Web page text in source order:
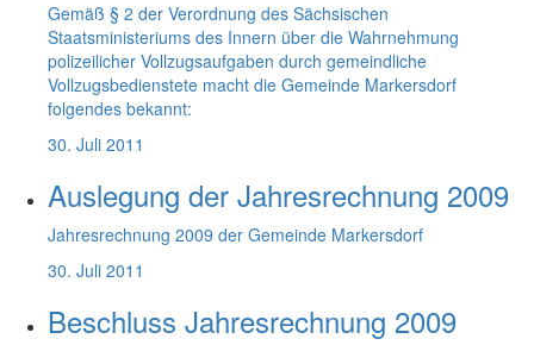
Gemäß § 2 der Verordnung des Sächsischen
Staatsministeriums des Innern über die Wahrnehmung
polizeilicher Vollzugsaufgaben durch gemeindliche
Vollzugsbedienstete macht die Gemeinde Markersdorf
folgendes bekannt:
30. Juli 2011
Auslegung der Jahresrechnung 2009
Jahresrechnung 2009 der Gemeinde Markersdorf
30. Juli 2011
Beschluss Jahresrechnung 2009